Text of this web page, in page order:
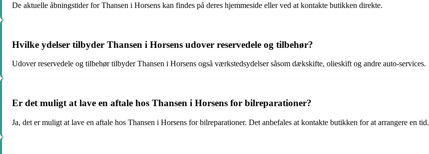
De aktuelle åbningstider for Thansen i Horsens kan findes på deres hjemmeside eller ved at kontakte butikken direkte.
Hvilke ydelser tilbyder Thansen i Horsens udover reservedele og tilbehør?
Udover reservedele og tilbehør tilbyder Thansen i Horsens også værkstedsydelser såsom dækskifte, olieskift og andre auto-services.
Er det muligt at lave en aftale hos Thansen i Horsens for bilreparationer?
Ja, det er muligt at lave en aftale hos Thansen i Horsens for bilreparationer. Det anbefales at kontakte butikken for at arrangere en tid.